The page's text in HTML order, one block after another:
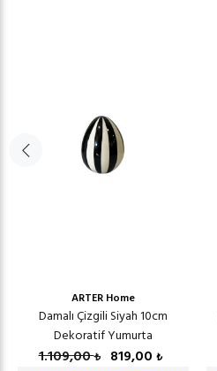
ARTER Home
Damalı Çizgili Siyah 10cm
Dekoratif Yumurta
1.109,00₺ 819,00 ₺